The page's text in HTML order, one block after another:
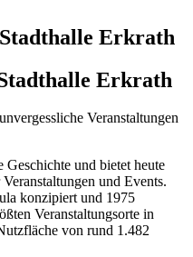
Erkrath
Erkrath
Veranstaltungen
und bietet heute
und Events.
konzipiert und 1975
Veranstaltungsorte in
von rund 1.482